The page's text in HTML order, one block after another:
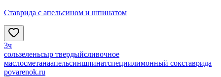
Ставрида с апельсином и шпинатом
3ч
сользеленьсыр твердыйсливочное
маслосметанаапельсиншпинатспециилимонный сокставрида
povarenok.ru